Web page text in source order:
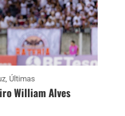
, Últimas
William Alves